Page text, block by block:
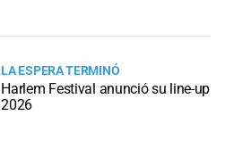
LA ESPERA TERMINÓ
Harlem Festival anunció su line-up
2026